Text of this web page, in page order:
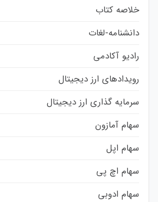
خلاصه کتاب
دانشنامه-لغات
رادیو آکادمی
رویدادهای ارز دیجیتال
سرمایه گذاری ارز دیجیتال
سهام آمازون
سهام اپل
سهام اچ پی
سهام ادوبی